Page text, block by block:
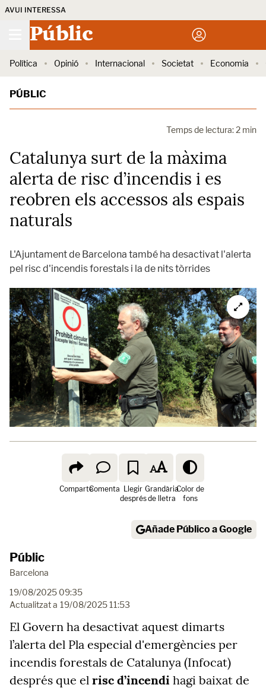
AVUI INTERESSA
Públic
Política Opinió Internacional Societat Economia
PÚBLIC
Temps de lectura: 2 min
Catalunya surt de la màxima
alerta de risc d’incendis i es
reobren els accessos als espais
naturals
L'Ajuntament de Barcelona també ha desactivat l'alerta
pel risc d'incendis forestals i la de nits tòrrides
ComparteComenta Llegir
després
Grandària
de lletra
Color de
fons
Añade Público a Google
Públic
Barcelona
19/08/2025 09:35
Actualitzat a 19/08/2025 11:53
El Govern ha desactivat aquest dimarts
l’alerta del Pla especial d'emergències per
incendis forestals de Catalunya (Infocat)
després que el risc d’incendi hagi baixat de